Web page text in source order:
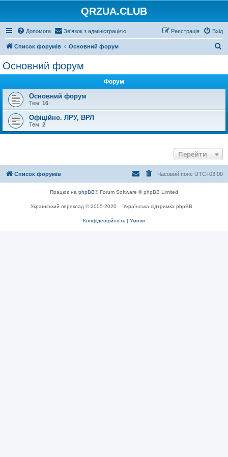
QRZUA.CLUB
Допомога Зв'язок з адміністрацією Вхід
Реєстрація
Список форумів Основний форум
Основний форум
Форум
Основний форум
Тем: 16
Офіційно. ЛРУ, ВРЛ
Тем: 2
Перейти
Список форумів Часовий пояс UTC+03:00
Працює на phpBB® Forum Software © phpBB Limited
Український переклад © 2005-2020 Українська підтримка phpBB
Конфіденційність | Умови